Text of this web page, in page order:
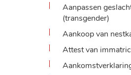
Aanpassen
(transgender)
Aankoop van
Attest van